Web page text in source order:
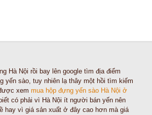
Hà Nội rồi bay lên google tìm địa điểm
yến sào, tuy nhiên lạ thây một hồi tìm kiếm
xem mua hộp đựng yến sào Hà Nội ở
có phải vì Hà Nội ít người bán yến nên
hay vì giá sản xuất ở đây cao hơn mà giá